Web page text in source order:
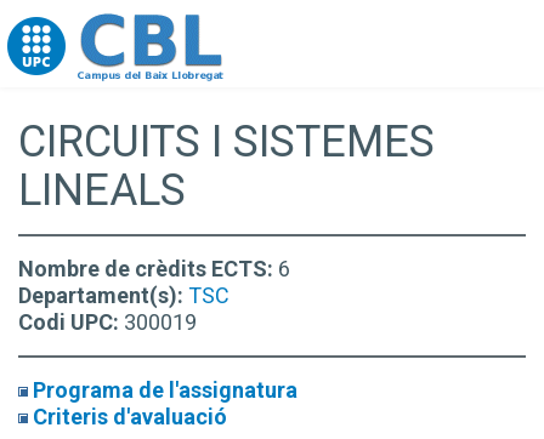
Go to upc.edu
CIRCUITS I SISTEMES
LINEALS
Nombre de crèdits ECTS: 6
Departament(s): TSC
Codi UPC: 300019
Programa de l'assignatura
Criteris d'avaluació